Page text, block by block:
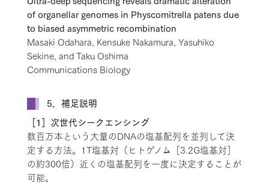
of organellar genomes in Physcomitrella patens due
to biased asymmetric recombination
Masaki Odahara, Kensuke Nakamura, Yasuhiko
Sekine, and Taku Oshima
Communications Biology
5．補足説明
［1］次世代シークエンシング
数百万本という大量のDNAの塩基配列を並列して決
定する方法。1T塩基対（ヒトゲノム［3.2G塩基対］
の約300倍）近くの塩基配列を一度に決定することが
可能。